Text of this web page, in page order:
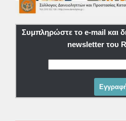
Συμπληρώστε το e-mail και
newsletter του